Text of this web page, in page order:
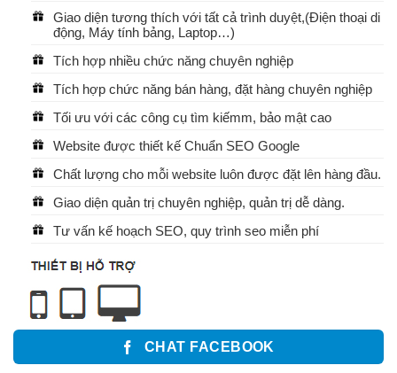
Giao diện tương thích với tất cả trình duyệt,(Điện thoại di
động, Máy tính bảng, Laptop…)
Tích hợp nhiều chức năng chuyên nghiệp
Tích hợp chức năng bán hàng, đặt hàng chuyên nghiệp
Tối ưu với các công cụ tìm kiếmm, bảo mật cao
Website được thiết kế Chuẩn SEO Google
Chất lượng cho mỗi website luôn được đặt lên hàng đầu.
Giao diện quản trị chuyên nghiệp, quản trị dễ dàng.
Tư vấn kế hoạch SEO, quy trình seo miễn phí
CHAT FACEBOOK